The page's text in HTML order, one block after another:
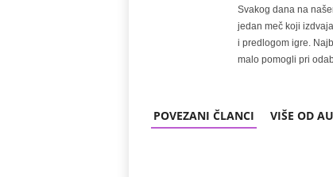
Svakog dana na
jedan meč koji
i predlogom igre.
malo pomogli pri
POVEZANI ČLANCI VIŠE OD